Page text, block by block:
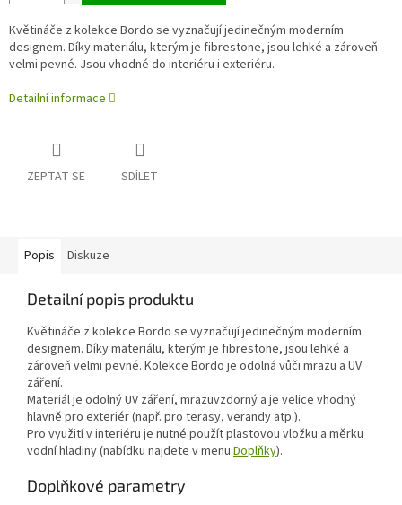
Květináče z kolekce Bordo se vyznačují jedinečným moderním
designem. Díky materiálu, kterým je fibrestone, jsou lehké a zároveň
velmi pevné. Jsou vhodné do interiéru i exteriéru.
Detailní informace
ZEPTAT SE SDÍLET
Popis Diskuze
Detailní popis produktu
Květináče z kolekce Bordo se vyznačují jedinečným moderním
designem. Díky materiálu, kterým je fibrestone, jsou lehké a
zároveň velmi pevné. Kolekce Bordo je odolná vůči mrazu a UV
záření.
Materiál je odolný UV záření, mrazuvzdorný a je velice vhodný
hlavně pro exteriér (např. pro terasy, verandy atp.).
Pro využití v interiéru je nutné použít plastovou vložku a měrku
vodní hladiny (nabídku najdete v menu Doplňky).
Doplňkové parametry